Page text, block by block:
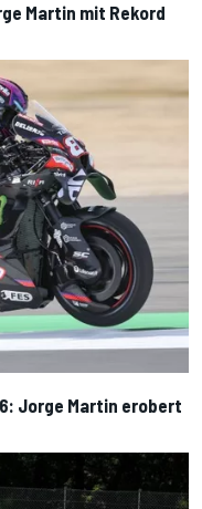
Martin mit Rekord
Jorge Martin erobert